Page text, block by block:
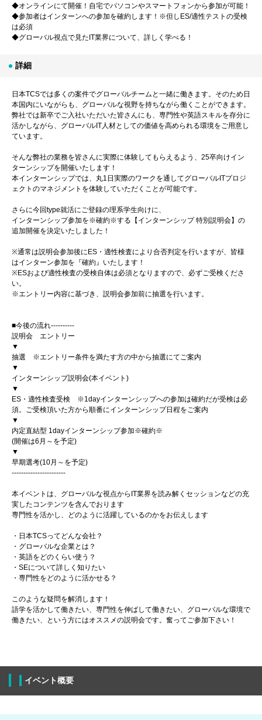
◆オンラインにて開催！自宅でパソコンやスマートフォンから参加が可能！
◆参加者はインターンへの参加を確約します！※但しES/適性テストの受検
は必須
◆グローバル視点で見たIT業界について、詳しく学べる！
詳細
日本TCSでは多くの案件でグローバルチームと一緒に働きます。そのため日
本国内にいながらも、グローバルな視野を持ちながら働くことができます。
弊社では新卒でご入社いただいた皆さんにも、専門性や英語スキルを存分に
活かしながら、グローバルIT人材としての価値を高められる環境をご用意し
ています。
そんな弊社の業務を皆さんに実際に体験してもらえるよう、25卒向けイン
ターンシップを開催いたします！
本インターンシップでは、丸1日実際のワークを通してグローバルITプロジ
ェクトのマネジメントを体験していただくことが可能です。
さらに今回type就活にご登録の理系学生向けに、
インターンシップ参加を※確約※する【インターンシップ 特別説明会】の
追加開催を決定いたしました！
※通常は説明会参加後にES・適性検査により合否判定を行いますが、皆様
はインターン参加を『確約』いたします！
※ESおよび適性検査の受検自体は必須となりますので、必ずご受検くださ
い。
※エントリー内容に基づき、説明会参加前に抽選を行います。
■今後の流れ----------
説明会 エントリー
▼
抽選 ※エントリー条件を満たす方の中から抽選にてご案内
▼
インターンシップ説明会(本イベント)
▼
ES・適性検査受検 ※1dayインターンシップへの参加は確約だが受検は必
須。ご受検頂いた方から順番にインターンシップ日程をご案内
▼
内定直結型 1dayインターンシップ参加※確約※
(開催は6月～を予定)
▼
早期選考(10月～を予定)
-----------------------
本イベントは、グローバルな視点からIT業界を読み解くセッションなどの充
実したコンテンツを含んでおります
専門性を活かし、どのように活躍しているのかをお伝えします
・日本TCSってどんな会社？
・グローバルな企業とは？
・英語をどのくらい使う？
・SEについて詳しく知りたい
・専門性をどのように活かせる？
このような疑問を解消します！
語学を活かして働きたい、専門性を伸ばして働きたい、グローバルな環境で
働きたい、という方にはオススメの説明会です。奮ってご参加下さい！
イベント概要